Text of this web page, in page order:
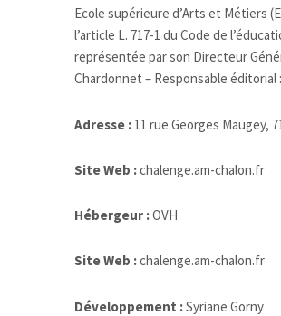
Ecole supérieure d’Arts et Métiers
l’article L. 717-1 du Code de
représentée par son Directeur
Chardonnet – Responsable éditorial
Adresse : 11 rue Georges Maugey,
Site Web :chalenge.am-chalon.fr
Hébergeur :OVH
Site Web :chalenge.am-chalon.fr
Développement :Syriane Gorny